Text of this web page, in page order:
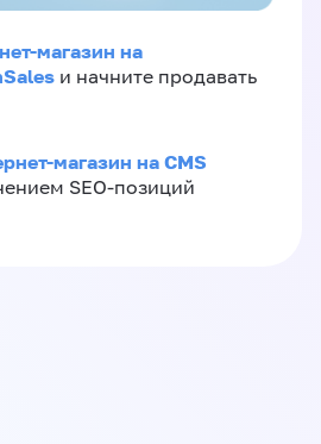
магазин на
и начните продавать
магазин на CMS
SEO-позиций